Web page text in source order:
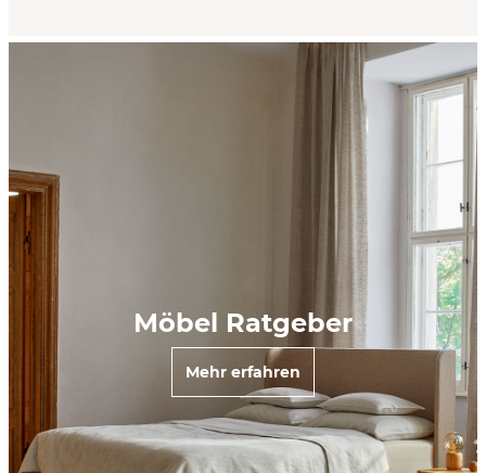
Möbel Ratgeber
Mehr erfahren